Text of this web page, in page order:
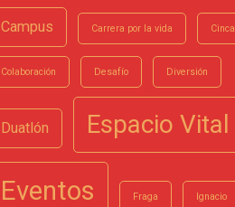
Campus Carrera por la vida Cinca
Colaboración Desafío Diversión
Duatlón Espacio Vital
Eventos Fraga Ignacio